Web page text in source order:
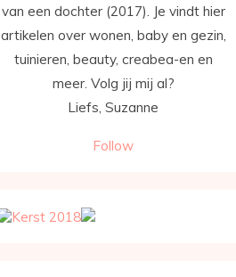
van een dochter (2017). Je vindt hier
artikelen over wonen, baby en gezin,
tuinieren, beauty, creabea-en en
meer. Volg jij mij al?
Liefs, Suzanne
Follow